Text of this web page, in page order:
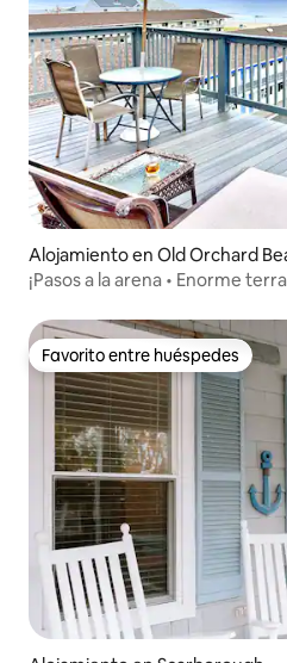
Alojamiento en Old Orchard
¡Pasos a la arena • Enorme
Favorito entre huéspedes
Favorito entre huéspedes